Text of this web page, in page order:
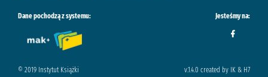
Dane pochodzą z systemu: Jesteśmy na:
© 2019 Instytut Książki v.1.4.0 created by IK & H7